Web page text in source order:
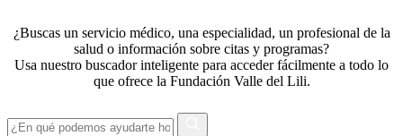
¿Buscas un servicio médico, una especialidad, un profesional de la
salud o información sobre citas y programas?
Usa nuestro buscador inteligente para acceder fácilmente a todo lo
que ofrece la Fundación Valle del Lili.